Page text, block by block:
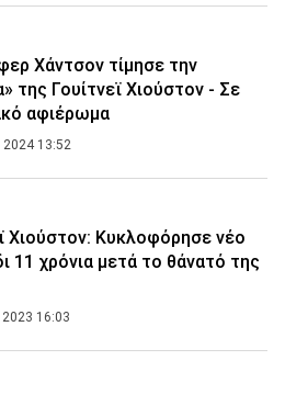
Χάντσον τίμησε την
της Γουίτνεϊ Χιούστον - Σε
αφιέρωμα
13:52
Χιούστον: Κυκλοφόρησε νέο
11 χρόνια μετά το θάνατό της
16:03